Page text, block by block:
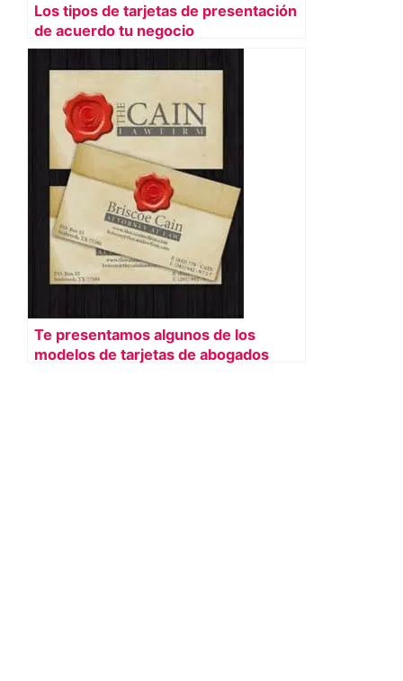
Los tipos de tarjetas de presentación
de acuerdo tu negocio
Te presentamos algunos de los
modelos de tarjetas de abogados